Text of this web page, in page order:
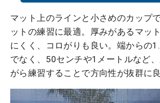
マット上のラインと小さめのカップ
ットの練習に最適。厚みがあるマッ
にくく、コロがりも良い。端からの
でなく、50センチや1メートルなど
がら練習することで方向性が抜群に良